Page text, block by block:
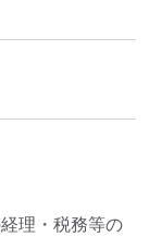
理・税務等の